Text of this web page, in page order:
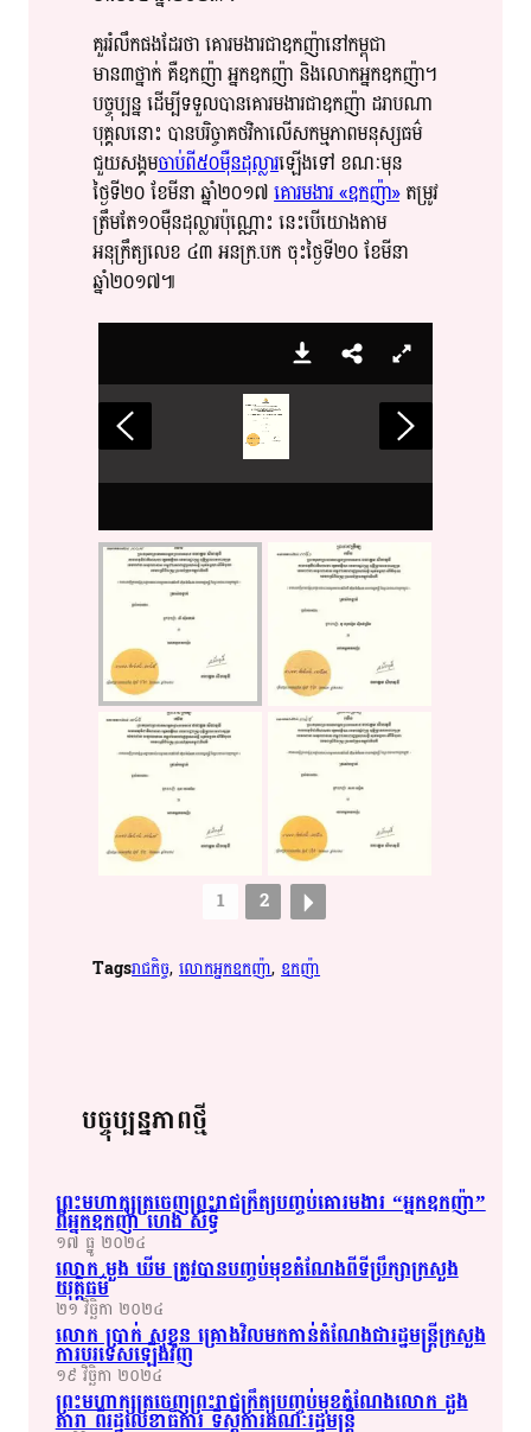
គួរ​​រំលឹក​​ផង​​ដែរ​​ថា​​​ គោរមងារ​​ជា​​ឧកញ៉ា​​នៅ​​កម្ពុជា​​
មាន៣ថ្នាក់​​ គឺ​​ឧកញ៉ា​​ អ្នកឧកញ៉ា​​ និង​​លោកអ្នកឧកញ៉ា​​។​​
បច្ចុប្បន្ន​​ ដើម្បី​​ទទួល​​បាន​គោរម​​ងារ​​ជា​​ឧកញ៉ា​​ ដរាបណា​​
បុគ្គល​​នោះ​​ បាន​​បរិច្ចាគ​​ថវិកា​​លើស​​កម្ម​​ភាព​​មនុស្សធម៌​​
ជួយ​​សង្គម​​ចាប់ពី៥០ម៉ឺន​​ដុល្លារ​​ឡើង​​ទៅ​​ ខណៈ​​​មុន​​
ថ្ងៃទី២០​​ ខែមីនា​​ ឆ្នាំ២០១៧​​ ​គោរមងារ​​ «​ឧកញ៉ា​​​»តម្រូវ​​​
ត្រឹមតែ​​​១០​​​ម៉ឺន​​​ដុល្លារ​​​ប៉ុណ្ណោះ​​ នេះ​បើ​​​យោង​តាម​​​
អនុក្រឹត្យ​​​​លេខ​​ ៤៣​​ អន​​ក្រ​​.បក​​ ចុះ​​ថ្ងៃទី២០​​ ខែមីនា​​
ឆ្នាំ២០១៧​​៕​​
1 2
Tagsរាជកិច្ច, លោកអ្នកឧកញ៉ា, ឧកញ៉ា
បច្ចុប្បន្នភាពថ្មី
ព្រះមហាក្សត្រ​​ចេញ​ព្រះរាជ​ក្រឹត្យ​​បញ្ចប់​​គោរម​​ងារ​​ “អ្នក​​ឧកញ៉ា​​”
ពី​អ្នក​​ឧកញ៉ា​​ ហេង​ សិទ្ធី​
១៧ ធ្នូ ២០២៤
លោក​ មួង​ ឃីម​ ត្រូវ​​បាន​​បញ្ចប់​​មុខតំណែង​​ពីទី​ប្រឹក្សា​​ក្រសួង​​
យុត្តិធម៌​​
២១ វិច្ឆិកា ២០២៤
លោក​ ប្រាក់​ សុ​ខុន​ គ្រោង​​វិល​​មក​​កាន់​តំណែង​ជា​​​​​​រដ្ឋ​​មន្ត្រី​​ក្រសួង​​
ការបរទេស​ឡើងវិញ​
១៩ វិច្ឆិកា ២០២៤
ព្រះមហាក្សត្រ​​ចេញ​ព្រះរាជ​ក្រឹត្យ​​បញ្ចប់​​មុខ​​តំណែង​​លោក​ ដួង​
តារា​ ពីរ​ដ្ឋ​​លេខាធិការ​​ ទី​ស្តី​ការ​​គណៈរដ្ឋ​​មន្ត្រី​​